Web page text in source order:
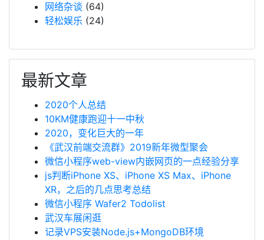
网络杂谈 (64)
轻松娱乐 (24)
最新文章
2020个人总结
10KM健康跑迎十一中秋
2020，变化巨大的一年
《武汉前端交流群》2019新年微型聚会
微信小程序web-view内嵌网页的一点经验分享
js判断iPhone XS、iPhone XS Max、iPhone
XR，之后的几点思考总结
微信小程序 Wafer2 Todolist
武汉车展闲逛
记录VPS安装Node.js+MongoDB环境